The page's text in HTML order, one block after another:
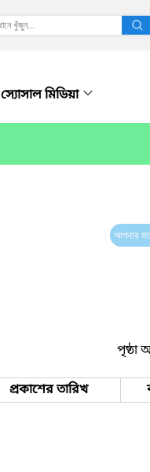
স্যোসাল মিডিয়া
আপনার
পৃষ্ঠা
প্রকাশের তারিখ